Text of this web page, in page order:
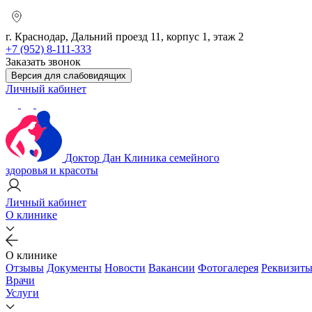
г. Краснодар, Дальний проезд 11, корпус 1, этаж 2
+7 (952) 8-111-333
Заказать звонок
Версия для слабовидящих
Личный кабинет
Доктор Дан Клиника семейного
здоровья и красоты
Личный кабинет
О клинике
О клинике
Отзывы Документы Новости Вакансии Фотогалерея Реквизиты
Врачи
Услуги